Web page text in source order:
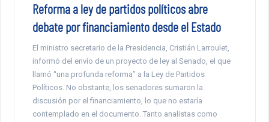
Reforma a ley de partidos políticos abre
debate por financiamiento desde el Estado
El ministro secretario de la Presidencia, Cristián Larroulet,
informó del envío de un proyecto de ley al Senado, el que
llamó “una profunda reforma” a la Ley de Partidos
Políticos. No obstante, los senadores sumaron la
discusión por el financiamiento, lo que no estaría
contemplado en el documento. Tanto analistas como